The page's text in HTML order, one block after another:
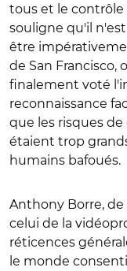
tous et le contrôle
souligne qu'il
être
de San Francisco,
finalement voté
reconnaissance
que les risques
étaient trop
humains bafoués.
Anthony Borre, de
celui de la
réticences
le monde